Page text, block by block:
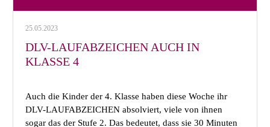
25.05.2023
DLV-LAUFABZEICHEN AUCH IN
KLASSE 4
Auch die Kinder der 4. Klasse haben diese Woche ihr
DLV-LAUFABZEICHEN absolviert, viele von ihnen
sogar das der Stufe 2. Das bedeutet, dass sie 30 Minuten